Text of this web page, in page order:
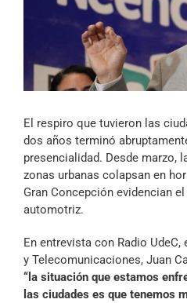
Música
Archivo
El respiro que tuvieron las
dos años terminó
presencialidad. Desde marzo,
zonas urbanas colapsan en
Gran Concepción evidencian
automotriz.
En entrevista con Radio
y Telecomunicaciones, Juan
“la situación que estamos
las ciudades es que tenemos